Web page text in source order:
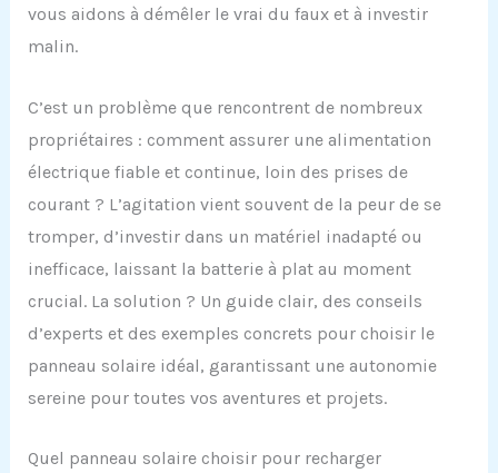
vous aidons à démêler le vrai du faux et à investir
malin.
C’est un problème que rencontrent de nombreux
propriétaires : comment assurer une alimentation
électrique fiable et continue, loin des prises de
courant ? L’agitation vient souvent de la peur de se
tromper, d’investir dans un matériel inadapté ou
inefficace, laissant la batterie à plat au moment
crucial. La solution ? Un guide clair, des conseils
d’experts et des exemples concrets pour choisir le
panneau solaire idéal, garantissant une autonomie
sereine pour toutes vos aventures et projets.
Quel panneau solaire choisir pour recharger